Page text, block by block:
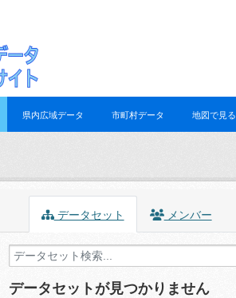
県内広域データ 市町村データ 地図で見る
データセット メンバー
データセットが見つかりません